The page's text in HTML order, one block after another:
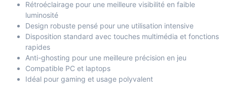
Rétroéclairage pour une meilleure visibilité en faible
luminosité
Design robuste pensé pour une utilisation intensive
Disposition standard avec touches multimédia et fonctions
rapides
Anti-ghosting pour une meilleure précision en jeu
Compatible PC et laptops
Idéal pour gaming et usage polyvalent